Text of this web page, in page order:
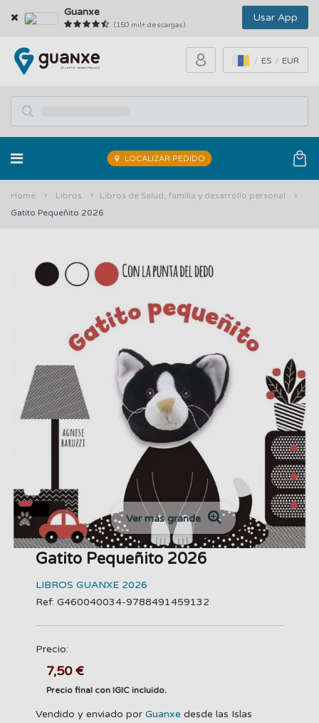
Guanxe
(150 mil+ descargas)
Usar App
ES EUR
LOCALIZAR PEDIDO
Home Libros
Libros de Salud, familia y desarrollo personal
Gatito Pequeñito 2026
Ver más grande
Gatito Pequeñito 2026
LIBROS GUANXE 2026
Ref: G460040034-9788491459132
Precio:
7,50 €
Precio final con IGIC incluido.
Vendido y enviado por Guanxe desde las Islas